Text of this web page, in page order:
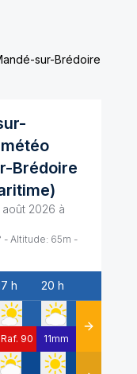
sur-Brédoire
Brédoire
)
2026 à
- Altitude: 65m -
h 20 h
Raf. 90 11mm Détails